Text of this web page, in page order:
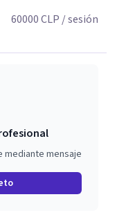
60000CLP / sesión
mediante mensaje